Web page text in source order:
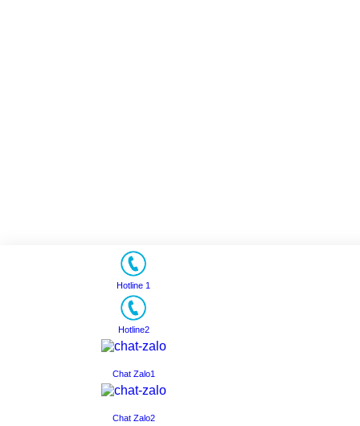
Hotline 1
Hotline2
Chat Zalo1
Chat Zalo2